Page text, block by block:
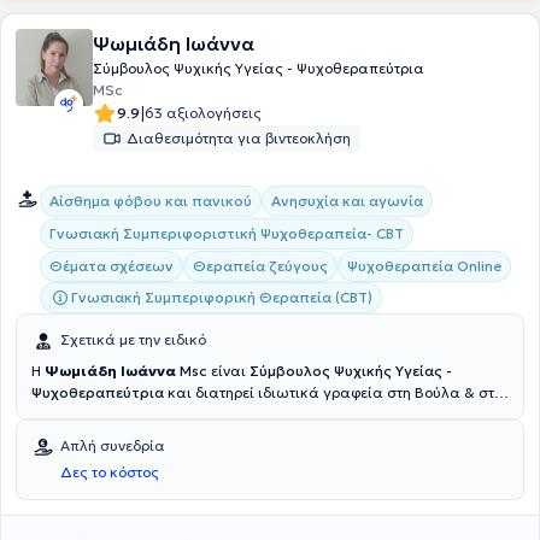
Ψωμιάδη Ιωάννα
Σύμβουλος Ψυχικής Υγείας - Ψυχοθεραπεύτρια
MSc
9.9|63 αξιολογήσεις
Διαθεσιμότητα για βιντεοκλήση
Αίσθημα φόβου και πανικού
Ανησυχία και αγωνία
Γνωσιακή Συμπεριφοριστική Ψυχοθεραπεία- CBT
Θέματα σχέσεων
Θεραπεία ζεύγους
Ψυχοθεραπεία Online
Γνωσιακή Συμπεριφορική Θεραπεία (CBT)
Σχετικά με την ειδικό
Η Ψωμιάδη Ιωάννα Msc είναι Σύμβουλος Ψυχικής Υγείας -
Ψυχοθεραπεύτρια και διατηρεί ιδιωτικά γραφεία στη Βούλα & στις
Κολλέγιο Αθηνών και κατέχει
Συμπεριφοριστικής Θεωρίας & Κλινικής Πράξης από το Εθνικό
Καποδιστριακό Πανεπιστήμιο Αθηνών (ΕΚΠΑ)
σπουδές της, έλαβε Μεταπτυχιακό τίτλο στη Διαχείριση
Απλή συνεδρία
Δες το κόστος